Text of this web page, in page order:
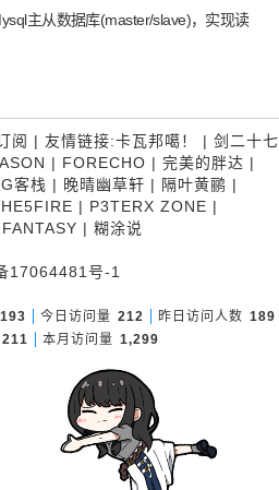
主从数据库(master/slave)，实现读
阅 | 友情链接:卡瓦邦噶！ | 剑二十七
| FORECHO | 完美的胖达 |
客栈 | 晚晴幽草轩 | 隔叶黄鹂 |
| P3TERX ZONE |
| 糊涂说
17064481号-1
193 今日访问量 212 昨日访问人数 189
211 本月访问量 1,299